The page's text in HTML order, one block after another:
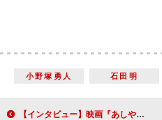
小野塚勇人 石田明
【インタビュー】映画『あしやのきゅうしょく』松田るか「この映画を通して、皆で食べるご飯の温かさを伝えられたらと思います」